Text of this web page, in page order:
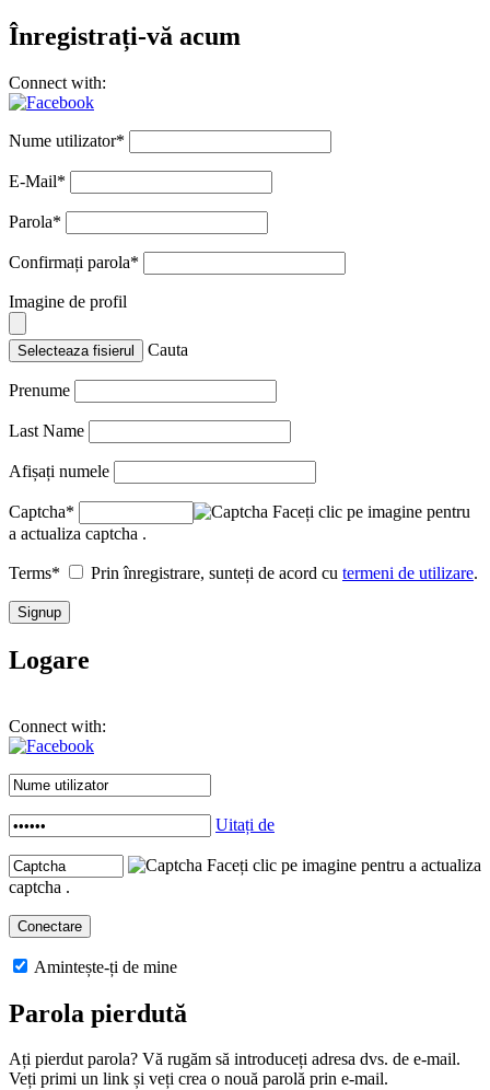
Înregistrați-vă acum
Connect with:
Nume utilizator*
E-Mail*
Parola*
Confirmați parola*
Imagine de profil
Selecteaza fisierul Cauta
Prenume
Last Name
Afișați numele
Captcha*
Faceți clic pe imagine pentru
a actualiza captcha .
Terms* Prin înregistrare, sunteți de acord cu termeni de utilizare.
Logare
Connect with:
Uitați de
Faceți clic pe imagine pentru a actualiza
captcha .
Amintește-ți de mine
Parola pierdută
Ați pierdut parola? Vă rugăm să introduceți adresa dvs. de e-mail.
Veți primi un link și veți crea o nouă parolă prin e-mail.